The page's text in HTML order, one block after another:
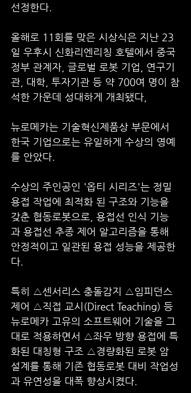
선정한다.
올해로 11회를 맞은 시상식은 지난 23
일 우후시 신화리엔리칭 호텔에서 중국
정부 관계자, 글로벌 로봇 기업, 연구기
관, 대학, 투자기관 등 약 700여 명이 참
석한 가운데 성대하게 개최됐다,
뉴로메카는 기술혁신제품상 부문에서
한국 기업으로는 유일하게 수상의 영예
를 안았다.
수상의 주인공인 '옵티 시리즈'는 정밀
용접 작업에 최적화 된 구조와 기능을
갖춘 협동로봇으로, 용접선 인식 기능
과 용접선 추종 제어 알고리즘을 통해
안정적이고 일관된 용접 성능을 제공한
다.
특히 △센서리스 충돌감지 △임피던스
제어 △직접 교시(Direct Teaching) 등
뉴로메카 고유의 소프트웨어 기술을 그
대로 적용하면서 △좌우 방향 용접에 특
화된 대칭형 구조 △경량화된 로봇 암
설계를 통해 기존 협동로봇 대비 작업성
과 유연성을 대폭 향상시켰다.